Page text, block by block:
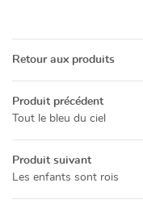
CATALOGUE
Retour aux produits
Produit précédent
Tout le bleu du ciel
Produit suivant
Les enfants sont rois